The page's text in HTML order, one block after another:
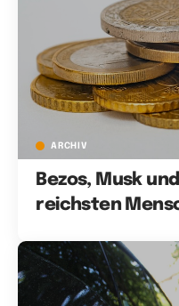
ARCHIV
Bezos, Musk
reichsten